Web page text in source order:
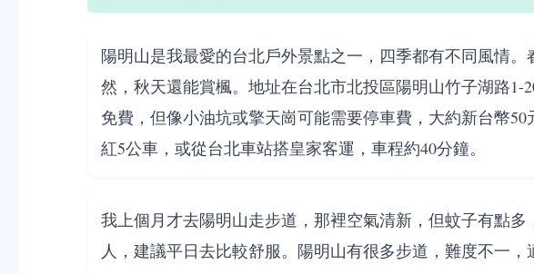
陽明山是我最愛的台北戶外景點之一，四季都有不同風情
然，秋天還能賞楓。地址在台北市北投區陽明山竹子湖路1-
免費，但像小油坑或擎天崗可能需要停車費，大約新台幣
紅5公車，或從台北車站搭皇家客運，車程約40分鐘。
我上個月才去陽明山走步道，那裡空氣清新，但蚊子有點
人，建議平日去比較舒服。陽明山有很多步道，難度不一，